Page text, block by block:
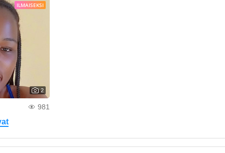
ILMAISEKSI
2
981